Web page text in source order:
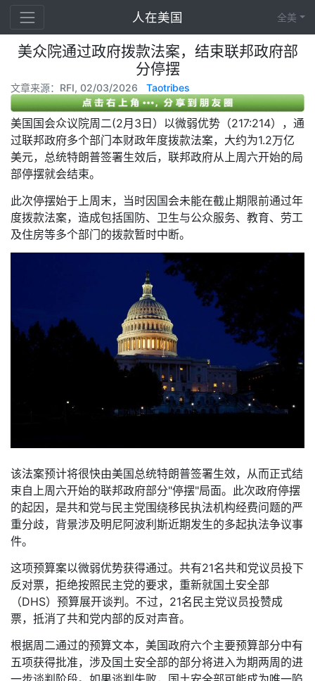
人在美国 全美
美众院通过政府拨款法案，结束联邦政府部
分停摆
文章来源：RFI, 02/03/2026 Taotribes
美国国会众议院周二(2月3日）以微弱优势（217:214），通
过联邦政府多个部门本财政年度拨款法案，大约为1.2万亿
美元，总统特朗普签署生效后，联邦政府从上周六开始的局
部停摆就会结束。
此次停摆始于上周末，当时因国会未能在截止期限前通过年
度拨款法案，造成包括国防、卫生与公众服务、教育、劳工
及住房等多个部门的拨款暂时中断。
该法案预计将很快由美国总统特朗普签署生效，从而正式结
束自上周六开始的联邦政府部分"停摆"局面。此次政府停摆
的起因，是共和党与民主党围绕移民执法机构经费问题的严
重分歧，背景涉及明尼阿波利斯近期发生的多起执法争议事
件。
这项预算案以微弱优势获得通过。共有21名共和党议员投下
反对票，拒绝按照民主党的要求，重新就国土安全部
（DHS）预算展开谈判。不过，21名民主党议员投赞成
票，抵消了共和党内部的反对声音。
根据周二通过的预算文本，美国政府六个主要预算部分中有
五项获得批准，涉及国土安全部的部分将进入为期两周的进